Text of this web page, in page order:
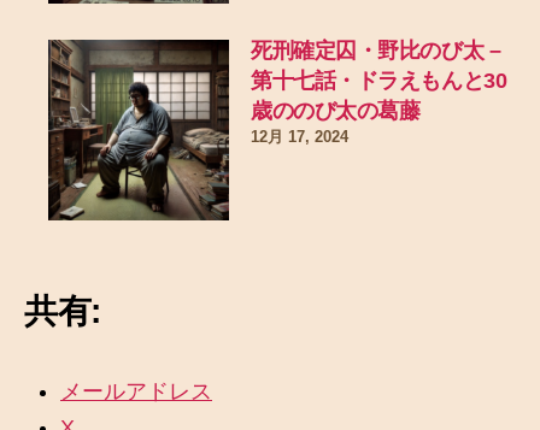
死刑確定囚・野比のび太 –
第十七話・ドラえもんと30
歳ののび太の葛藤
12月 17, 2024
共有:
メールアドレス